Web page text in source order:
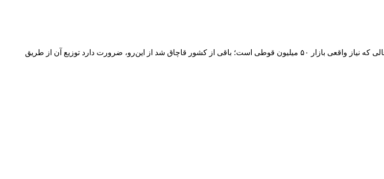
یک مسئول صنفی گفت: سال گذشته ۷۵ میلیون قوطی شیرخشک کودک تولید شد در حالی که نیاز واقعی بازار ۵۰ میلیون قوطی است؛ باقی از کشور قاچاق شد از این‌رو، ضرورت دارد توزیع آن از طریق